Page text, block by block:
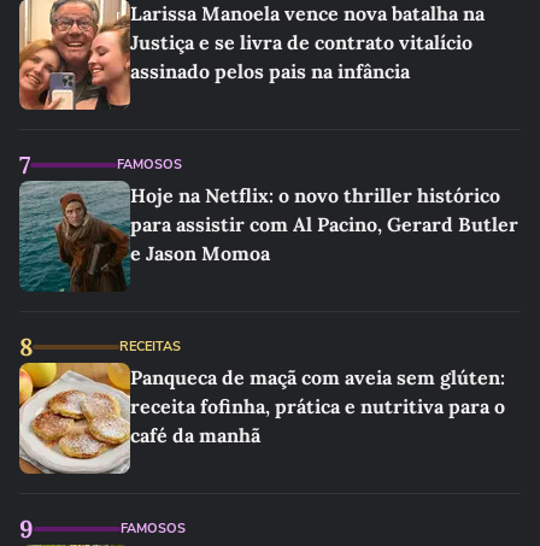
Larissa Manoela vence nova batalha na
Justiça e se livra de contrato vitalício
assinado pelos pais na infância
7 FAMOSOS
Hoje na Netflix: o novo thriller histórico
para assistir com Al Pacino, Gerard Butler
e Jason Momoa
8 RECEITAS
Panqueca de maçã com aveia sem glúten:
receita fofinha, prática e nutritiva para o
café da manhã
9 FAMOSOS